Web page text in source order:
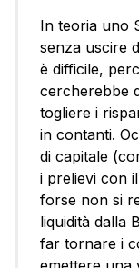
In teoria uno
senza uscire
è difficile,
cercherebbe
togliere i
in contanti.
di capitale
i prelievi con
forse non si
liquidità dalla
far tornare i